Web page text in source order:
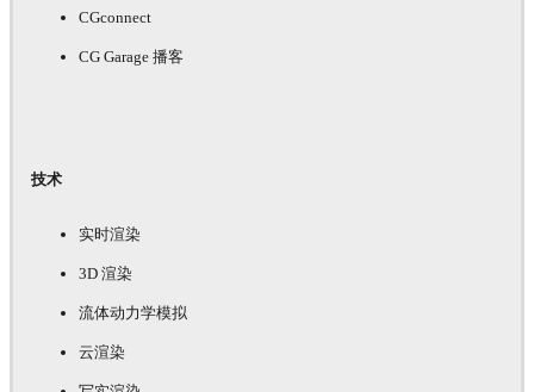
CGconnect
CG Garage 播客
技术
实时渲染
3D 渲染
流体动力学模拟
云渲染